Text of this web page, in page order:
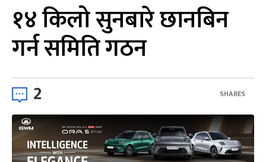
१४ किलो सुनबारे छानबिन
गर्न समिति गठन
2 SHARES